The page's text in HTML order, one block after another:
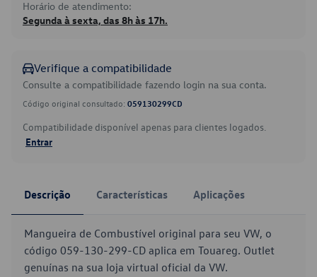
Horário de atendimento:
Segunda à sexta, das 8h às 17h.
Verifique a compatibilidade
Consulte a compatibilidade fazendo login na sua conta.
Código original consultado: 059130299CD
Compatibilidade disponível apenas para clientes logados.
Entrar
Descrição Características Aplicações
Mangueira de Combustível original para seu VW, o
código 059-130-299-CD aplica em Touareg. Outlet
genuínas na sua loja virtual oficial da VW.